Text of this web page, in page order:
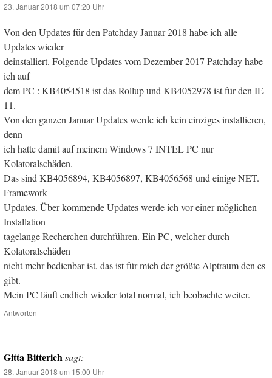
23. Januar 2018 um 07:20 Uhr
Von den Updates für den Patchday Januar 2018 habe ich alle
Updates wieder
deinstalliert. Folgende Updates vom Dezember 2017 Patchday habe
ich auf
dem PC : KB4054518 ist das Rollup und KB4052978 ist für den IE
11.
Von den ganzen Januar Updates werde ich kein einziges installieren,
denn
ich hatte damit auf meinem Windows 7 INTEL PC nur
Kolatoralschäden.
Das sind KB4056894, KB4056897, KB4056568 und einige NET.
Framework
Updates. Über kommende Updates werde ich vor einer möglichen
Installation
tagelange Recherchen durchführen. Ein PC, welcher durch
Kolatoralschäden
nicht mehr bedienbar ist, das ist für mich der größte Alptraum den es
gibt.
Mein PC läuft endlich wieder total normal, ich beobachte weiter.
Antworten
Gitta Bitterichsagt:
28. Januar 2018 um 15:00 Uhr